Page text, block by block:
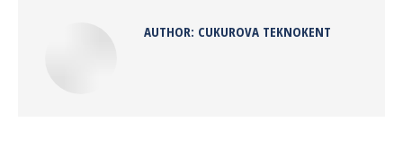
AUTHOR: CUKUROVA TEKNOKENT